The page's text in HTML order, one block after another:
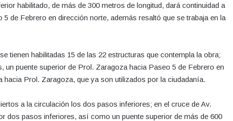
habilitado, de más de 300 metros de longitud, dará continuidad a
de Febrero en dirección norte, además resaltó que se trabaja en la
tienen habilitadas 15 de las 22 estructuras que contempla la obra;
un puente superior de Prol. Zaragoza hacia Paseo 5 de Febrero en
Prol. Zaragoza, que ya son utilizados por la ciudadanía.
a la circulación los dos pasos inferiores; en el cruce de Av.
dos pasos inferiores, así como un puente superior de más de 600